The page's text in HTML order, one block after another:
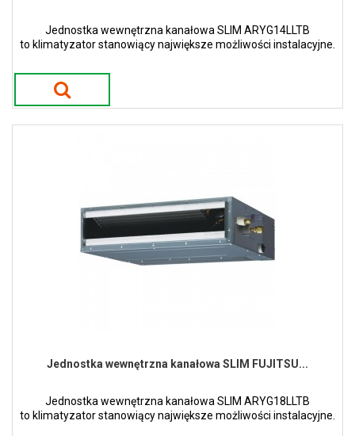
Jednostka wewnętrzna kanałowa SLIM ARYG14LLTB
to klimatyzator stanowiący największe możliwości instalacyjne.
Jednostka wewnętrzna kanałowa SLIM FUJITSU...
Jednostka wewnętrzna kanałowa SLIM ARYG18LLTB
to klimatyzator stanowiący największe możliwości instalacyjne.